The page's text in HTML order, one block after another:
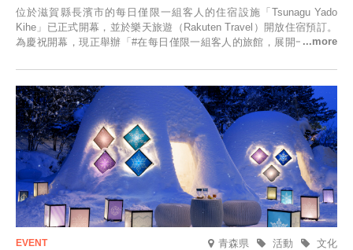
位於滋賀縣長濱市的每日僅限一組客人的住宿設施「Tsunagu Yado
Kihe」已正式開幕，並於樂天旅遊（Rakuten Travel）開放住宿預訂。
為慶祝開幕，現正舉辦「#在每日僅限一組客人的旅館，展開一生一次
人的旅館，您才能在此與重要的人共度獨一無二的特別時光。
青森県 文化
活動